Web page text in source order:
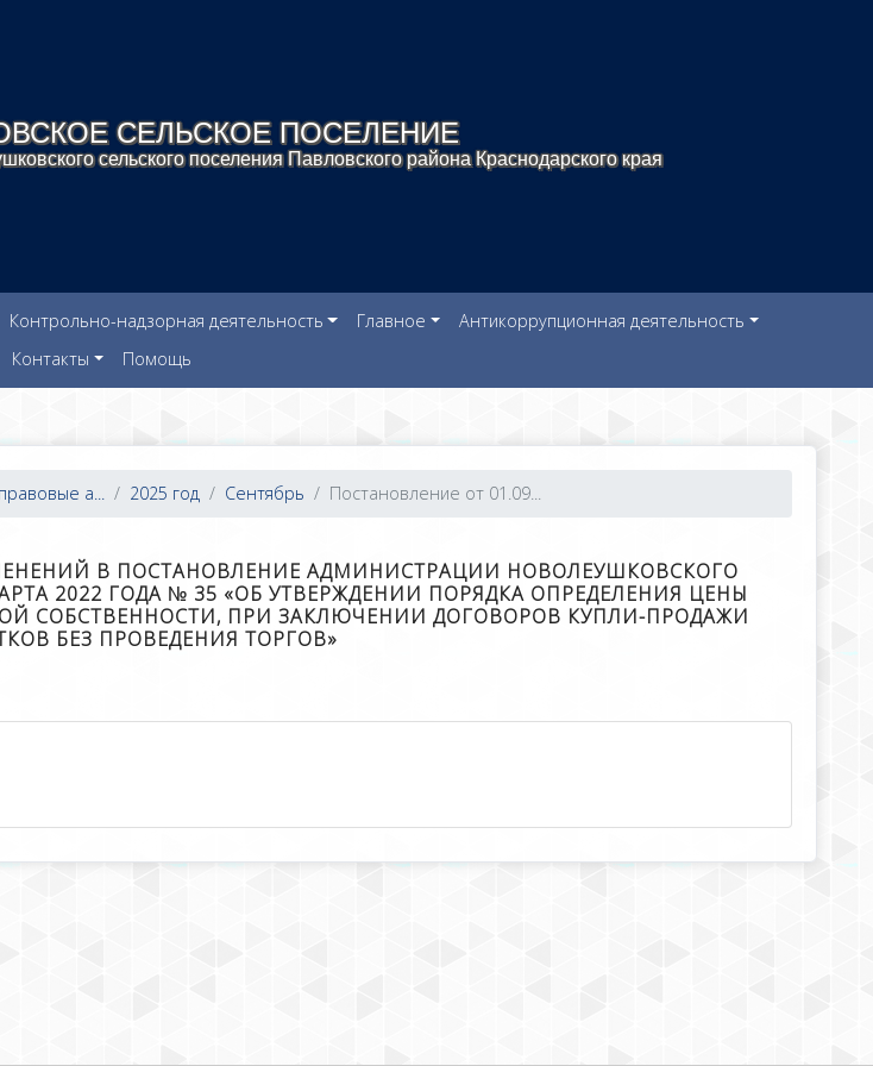
СЕЛЬСКОЕ ПОСЕЛЕНИЕ
сельского поселения Павловского района Краснодарского края
Контрольно-надзорная деятельность Главное
Антикоррупционная деятельность
Контакты Помощь
а... 2025 год Сентябрь Постановление от 01.09...
В ПОСТАНОВЛЕНИЕ АДМИНИСТРАЦИИ НОВОЛЕУШКОВСКОГО
2022 ГОДА № 35 «ОБ УТВЕРЖДЕНИИ ПОРЯДКА ОПРЕДЕЛЕНИЯ ЦЕНЫ
СОБСТВЕННОСТИ, ПРИ ЗАКЛЮЧЕНИИ ДОГОВОРОВ КУПЛИ-ПРОДАЖИ
БЕЗ ПРОВЕДЕНИЯ ТОРГОВ»